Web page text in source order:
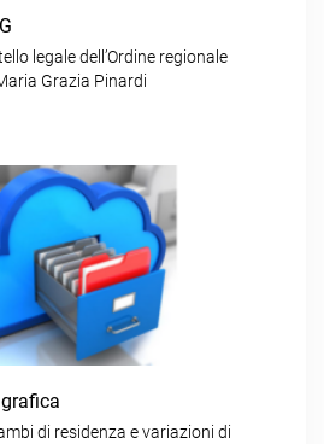
legale dell’Ordine regionale
Grazia Pinardi
di residenza e variazioni di